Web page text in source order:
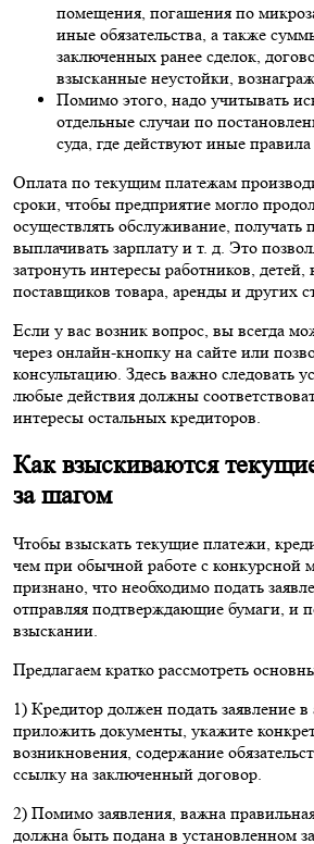
помещения, погашения по
иные обязательства, а также
заключенных ранее сделок,
взысканные неустойки,
Помимо этого, надо учитывать
отдельные случаи по
суда, где действуют иные
Оплата по текущим платежам
сроки, чтобы предприятие могло
осуществлять обслуживание, получать
выплачивать зарплату и т. д. Это
затронуть интересы работников, детей,
поставщиков товара, аренды и других
Если у вас возник вопрос, вы всегда
через онлайн-кнопку на сайте или
консультацию. Здесь важно следовать
любые действия должны
интересы остальных кредиторов.
Как взыскиваются
за шагом
Чтобы взыскать текущие платежи,
чем при обычной работе с конкурсной
признано, что необходимо подать
отправляя подтверждающие бумаги, и
взыскании.
Предлагаем кратко рассмотреть
1) Кредитор должен подать заявление
приложить документы, укажите
возникновения, содержание
ссылку на заключенный договор.
2) Помимо заявления, важна
должна быть подана в установленном